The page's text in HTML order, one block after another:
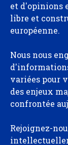
et d'opinions
libre et
européenne.
Nous nous
variées pour
des enjeux
confrontée
Rejoignez-